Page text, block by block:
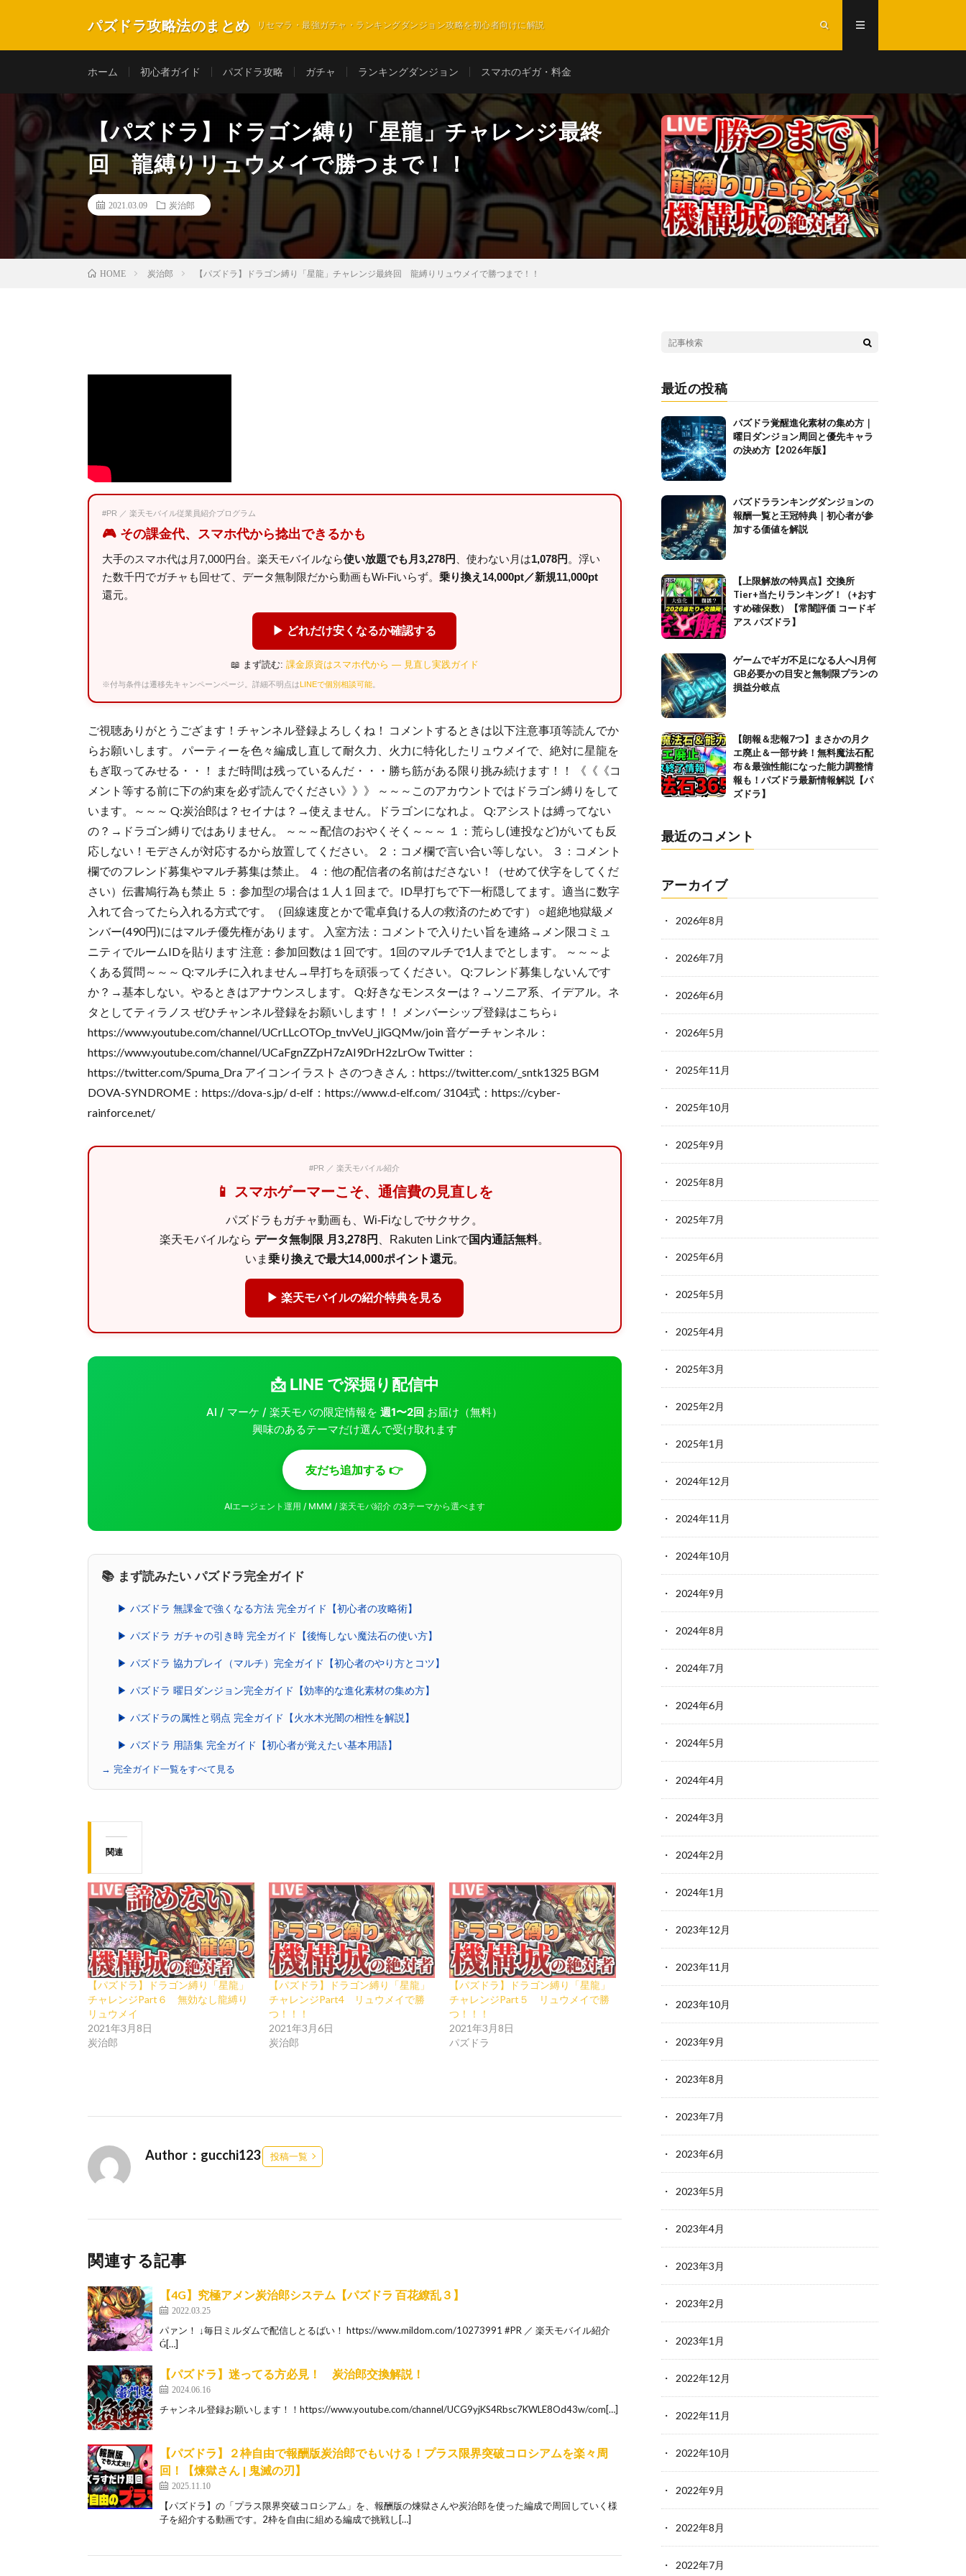
パズドラ攻略法のまとめ リセマラ・最強ガチャ・ランキングダンジョン攻略を初心者向けに解説
ホーム 初心者ガイド パズドラ攻略 ガチャ ランキングダンジョン スマホのギガ・料金
【パズドラ】ドラゴン縛り「星龍」チャレンジ最終
回 龍縛りリュウメイで勝つまで！！
2021.03.09 炭治郎
HOME 炭治郎 【パズドラ】ドラゴン縛り「星龍」チャレンジ最終回 龍縛りリュウメイで勝つまで！！
#PR ／ 楽天モバイル従業員紹介プログラム
🎮 その課金代、スマホ代から捻出できるかも
大手のスマホ代は月7,000円台。楽天モバイルなら使い放題でも月3,278円 、使わない月は1,078円 。浮い
た数千円でガチャも回せて、データ無制限だから動画もWi-Fiいらず。 乗り換え14,000pt／新規11,000pt
還元。
▶ どれだけ安くなるか確認する
📖 まず読む: 課金原資はスマホ代から — 見直し実践ガイド
※付与条件は遷移先キャンペーンページ。詳細不明点はLINEで個別相談可能
ご視聴ありがとうござます！チャンネル登録よろしくね！ コメントするときは以下注意事項等読んでか
らお願いします。 パーティーを色々編成し直して耐久力、火力に特化したリュウメイで、絶対に星龍を
もぎ取ってみせる・・！ まだ時間は残っているんだ・・・勝ち筋がある限り挑み続けます！！ 《《《コ
メント等する前に下の約束を必ず読んでください》》》 ～～～このアカウントではドラゴン縛りをして
います。～～～ Q:炭治郎は？セイナは？→使えません。ドラゴンになれよ。 Q:アシストは縛ってない
の？→ドラゴン縛りではありません。 ～～～配信のおやくそく～～～ １：荒らし(連投など)がいても反
応しない！モデさんが対応するから放置してください。 ２：コメ欄で言い合い等しない。 ３：コメント
欄でのフレンド募集やマルチ募集は禁止。 ４：他の配信者の名前はださない！（せめて伏字をしてくだ
さい）伝書鳩行為も禁止 ５：参加型の場合は１人１回まで。ID早打ちで下一桁隠してます。適当に数字
入れて合ってたら入れる方式です。（回線速度とかで電卓負ける人の救済のためです） ○超絶地獄級メ
ンバー(490円)にはマルチ優先権があります。 入室方法：コメントで入りたい旨を連絡→メン限コミュ
ニティでルームIDを貼ります 注意：参加回数は１回です。1回のマルチで1人までとします。 ～～～よ
くある質問～～～ Q:マルチに入れません→早打ちを頑張ってください。 Q:フレンド募集しないんです
か？→基本しない。やるときはアナウンスします。 Q:好きなモンスターは？→ソニア系、イデアル。ネ
タとしてティラノス ぜひチャンネル登録をお願いします！！ メンバーシップ登録はこちら↓
https://www.youtube.com/channel/UCrLLcOTOp_tnvVeU_jlGQMw/join 音ゲーチャンネル：
https://www.youtube.com/channel/UCaFgnZZpH7zAI9DrH2zLrOw Twitter：
https://twitter.com/Spuma_Dra アイコンイラスト さのつきさん：https://twitter.com/_sntk1325 BGM
DOVA-SYNDROME：https://dova-s.jp/ d-elf：https://www.d-elf.com/ 3104式：https://cyber-
rainforce.net/
#PR ／ 楽天モバイル紹介
📱 スマホゲーマーこそ、通信費の見直しを
パズドラもガチャ動画も、Wi-Fiなしでサクサク。
楽天モバイルなら データ無制限 月3,278円 、Rakuten Linkで国内通話無料。
いま 乗り換えで最大14,000ポイント還元。
▶ 楽天モバイルの紹介特典を見る
📩 LINE で深掘り配信中
AI / マーケ / 楽天モバの限定情報を週1〜2回 お届け（無料）
興味のあるテーマだけ選んで受け取れます
友だち追加する 👉
AIエージェント運用 / MMM / 楽天モバ紹介 の3テーマから選べます
📚 まず読みたい パズドラ完全ガイド
▶ パズドラ 無課金で強くなる方法 完全ガイド【初心者の攻略術】
▶ パズドラ ガチャの引き時 完全ガイド【後悔しない魔法石の使い方】
▶ パズドラ 協力プレイ（マルチ）完全ガイド【初心者のやり方とコツ】
▶ パズドラ 曜日ダンジョン完全ガイド【効率的な進化素材の集め方】
▶ パズドラの属性と弱点 完全ガイド【火水木光闇の相性を解説】
▶ パズドラ 用語集 完全ガイド【初心者が覚えたい基本用語】
→ 完全ガイド一覧をすべて見る
関連
【パズドラ】ドラゴン縛り「星龍」
チャレンジPart６ 無効なし龍縛り
リュウメイ
2021年3月8日
炭治郎
【パズドラ】ドラゴン縛り「星龍」
チャレンジPart4 リュウメイで勝
つ！！！
2021年3月6日
炭治郎
【パズドラ】ドラゴン縛り「星龍」
チャレンジPart５ リュウメイで勝
つ！！！
2021年3月8日
パズドラ
Author：gucchi123 投稿一覧
関連する記事
【4G】究極アメン炭治郎システム【パズドラ 百花繚乱３】
2022.03.25
パァン！ ↓毎日ミルダムで配信しとるばい！ https://www.mildom.com/10273991 #PR ／ 楽天モバイル紹介
Ǵ[…]
【パズドラ】迷ってる方必見！ 炭治郎交換解説！
2024.06.16
チャンネル登録お願いします！！https://www.youtube.com/channel/UCG9yjKS4Rbsc7KWLE8Od43w/com[…]
【パズドラ】２枠自由で報酬版炭治郎でもいける！プラス限界突破コロシアムを楽々周
回！【煉獄さん | 鬼滅の刃】
2025.11.10
【パズドラ】の「プラス限界突破コロシアム」を、報酬版の煉獄さんや炭治郎を使った編成で周回していく様
子を紹介する動画です。2枠を自由に組める編成で挑戦し[…]
最近の投稿
パズドラ覚醒進化素材の集め方｜
曜日ダンジョン周回と優先キャラ
の決め方【2026年版】
パズドラランキングダンジョンの
報酬一覧と王冠特典｜初心者が参
加する価値を解説
【上限解放の特異点】交換所
Tier+当たりランキング！（+おす
すめ確保数）【常闇評価 コードギ
アス パズドラ】
ゲームでギガ不足になる人へ|月何
GB必要かの目安と無制限プランの
損益分岐点
【朗報＆悲報7つ】まさかの月ク
エ廃止＆一部サ終！無料魔法石配
布＆最強性能になった能力調整情
報も！パズドラ最新情報解説【パ
ズドラ】
最近のコメント
アーカイブ
2026年8月
2026年7月
2026年6月
2026年5月
2025年11月
2025年10月
2025年9月
2025年8月
2025年7月
2025年6月
2025年5月
2025年4月
2025年3月
2025年2月
2025年1月
2024年12月
2024年11月
2024年10月
2024年9月
2024年8月
2024年7月
2024年6月
2024年5月
2024年4月
2024年3月
2024年2月
2024年1月
2023年12月
2023年11月
2023年10月
2023年9月
2023年8月
2023年7月
2023年6月
2023年5月
2023年4月
2023年3月
2023年2月
2023年1月
2022年12月
2022年11月
2022年10月
2022年9月
2022年8月
2022年7月